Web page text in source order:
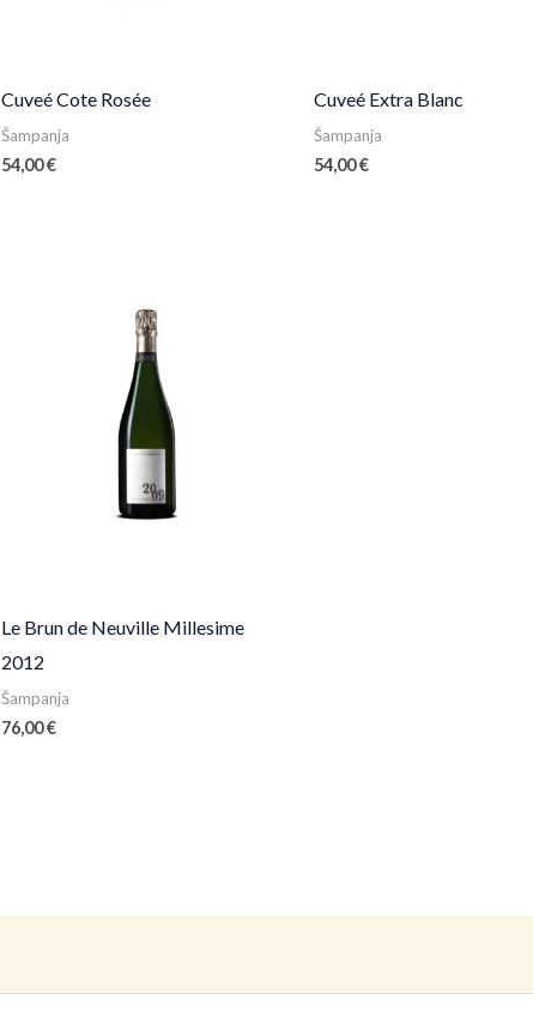
Cuveé Cote Rosée
Šampanja
54,00€
Cuveé Extra Blanc
Šampanja
54,00€
Le Brun de Neuville Millesime
2012
Šampanja
76,00€